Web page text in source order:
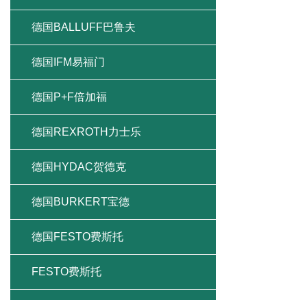
德国BALLUFF巴鲁夫
德国IFM易福门
德国P+F倍加福
德国REXROTH力士乐
德国HYDAC贺德克
德国BURKERT宝德
德国FESTO费斯托
FESTO费斯托